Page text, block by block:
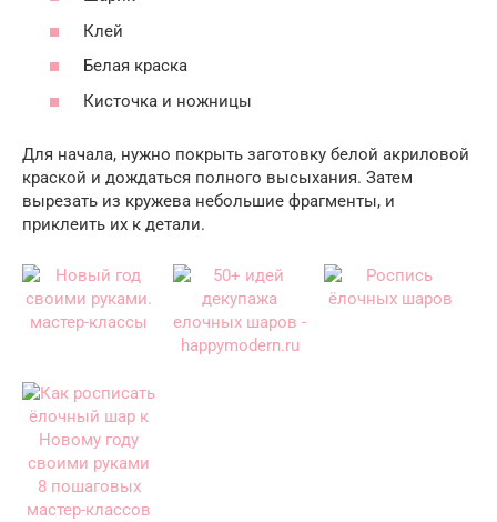
Клей
Белая краска
Кисточка и ножницы
Для начала, нужно покрыть заготовку белой акриловой
краской и дождаться полного высыхания. Затем
вырезать из кружева небольшие фрагменты, и
приклеить их к детали.